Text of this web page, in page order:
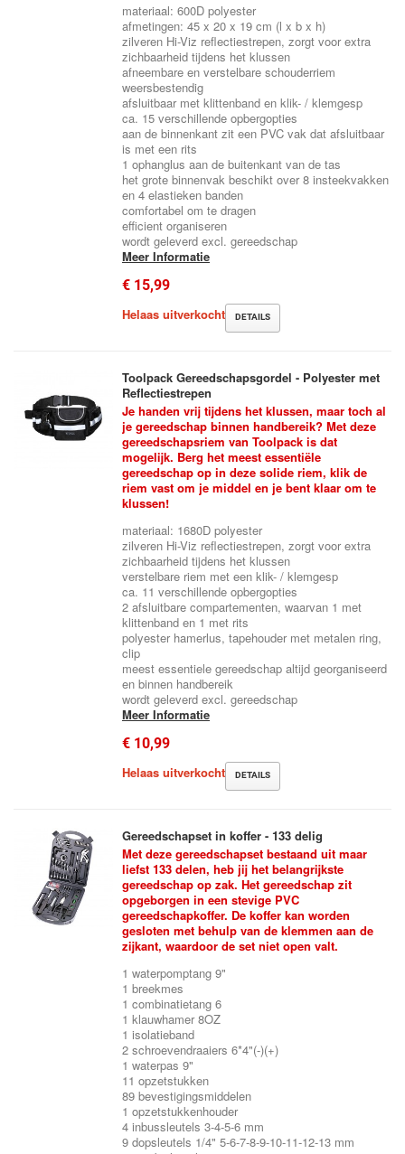
materiaal: 600D polyester
afmetingen: 45 x 20 x 19 cm (l x b x h)
zilveren Hi-Viz reflectiestrepen, zorgt voor extra
zichbaarheid tijdens het klussen
afneembare en verstelbare schouderriem
weersbestendig
afsluitbaar met klittenband en klik- / klemgesp
ca. 15 verschillende opbergopties
aan de binnenkant zit een PVC vak dat afsluitbaar
is met een rits
1 ophanglus aan de buitenkant van de tas
het grote binnenvak beschikt over 8 insteekvakken
en 4 elastieken banden
comfortabel om te dragen
efficient organiseren
wordt geleverd excl. gereedschap
Meer Informatie
€ 15,99
Helaas uitverkocht
DETAILS
Toolpack Gereedschapsgordel - Polyester met
Reflectiestrepen
Je handen vrij tijdens het klussen, maar toch al
je gereedschap binnen handbereik? Met deze
gereedschapsriem van Toolpack is dat
mogelijk. Berg het meest essentiële
gereedschap op in deze solide riem, klik de
riem vast om je middel en je bent klaar om te
klussen!
materiaal: 1680D polyester
zilveren Hi-Viz reflectiestrepen, zorgt voor extra
zichbaarheid tijdens het klussen
verstelbare riem met een klik- / klemgesp
ca. 11 verschillende opbergopties
2 afsluitbare compartementen, waarvan 1 met
klittenband en 1 met rits
polyester hamerlus, tapehouder met metalen ring,
clip
meest essentiele gereedschap altijd georganiseerd
en binnen handbereik
wordt geleverd excl. gereedschap
Meer Informatie
€ 10,99
Helaas uitverkocht
DETAILS
Gereedschapset in koffer - 133 delig
Met deze gereedschapset bestaand uit maar
liefst 133 delen, heb jij het belangrijkste
gereedschap op zak. Het gereedschap zit
opgeborgen in een stevige PVC
gereedschapkoffer. De koffer kan worden
gesloten met behulp van de klemmen aan de
zijkant, waardoor de set niet open valt.
1 waterpomptang 9"
1 breekmes
1 combinatietang 6
1 klauwhamer 8OZ
1 isolatieband
2 schroevendraaiers 6*4"(-)(+)
1 waterpas 9"
11 opzetstukken
89 bevestigingsmiddelen
1 opzetstukkenhouder
4 inbussleutels 3-4-5-6 mm
9 dopsleutels 1/4" 5-6-7-8-9-10-11-12-13 mm